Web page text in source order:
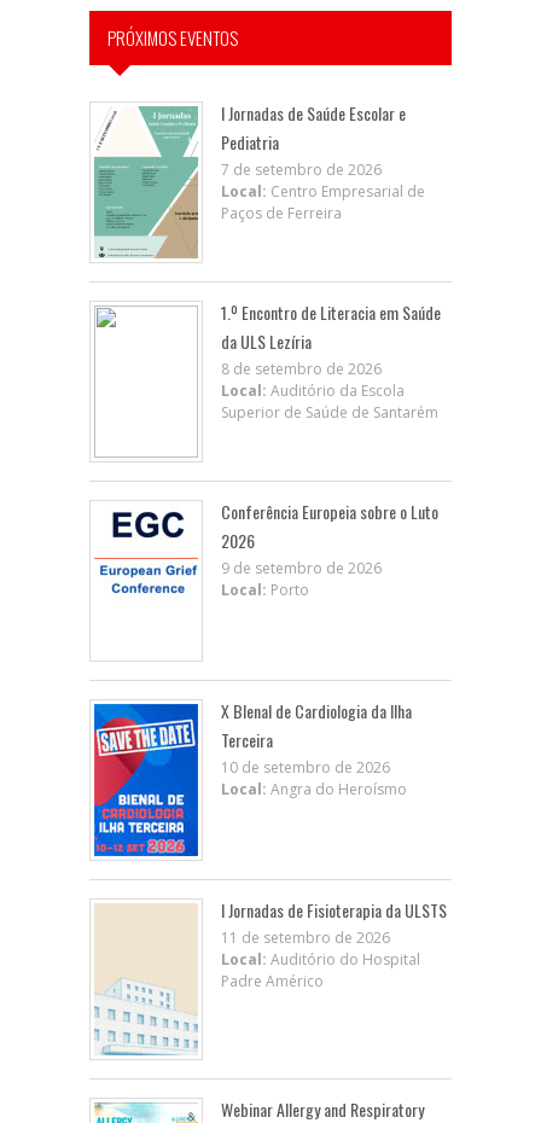
PRÓXIMOS EVENTOS
I Jornadas de Saúde Escolar e
Pediatria
7 de setembro de 2026
Local: Centro Empresarial de
Paços de Ferreira
1.º Encontro de Literacia em Saúde
da ULS Lezíria
8 de setembro de 2026
Local: Auditório da Escola
Superior de Saúde de Santarém
Conferência Europeia sobre o Luto
2026
9 de setembro de 2026
Local: Porto
X BIenal de Cardiologia da Ilha
Terceira
10 de setembro de 2026
Local: Angra do Heroísmo
I Jornadas de Fisioterapia da ULSTS
11 de setembro de 2026
Local: Auditório do Hospital
Padre Américo
Webinar Allergy and Respiratory